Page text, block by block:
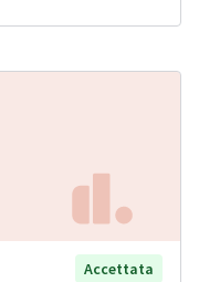
Accettata